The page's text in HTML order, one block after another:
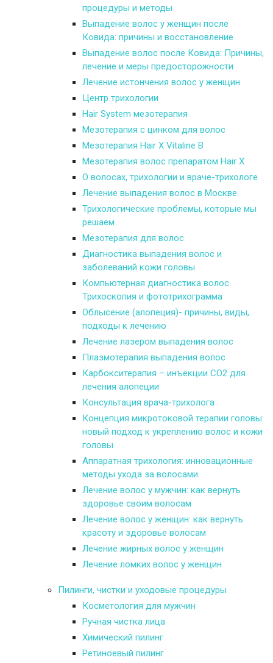
процедуры и методы
Выпадение волос у женщин после
Ковида: причины и восстановление
Выпадение волос после Ковида: Причины,
лечение и меры предосторожности
Лечение истончения волос у женщин
Центр трихологии
Hair System мезотерапия
Мезотерапия с цинком для волос
Мезотерапия Hair X Vitaline B
Мезотерапия волос препаратом Hair X
О волосах, трихологии и враче-трихологе
Лечение выпадения волос в Москве
Трихологические проблемы, которые мы
решаем
Мезотерапия для волос
Диагностика выпадения волос и
заболеваний кожи головы
Компьютерная диагностика волос.
Трихоскопия и фототрихограмма
Облысение (алопеция)- причины, виды,
подходы к лечению
Лечение лазером выпадения волос
Плазмотерапия выпадения волос
Карбокситерапия – инъекции СО2 для
лечения алопеции
Консультация врача-трихолога
Концепция микротоковой терапии головы:
новый подход к укреплению волос и кожи
головы
Аппаратная трихология: инновационные
методы ухода за волосами
Лечение волос у мужчин: как вернуть
здоровье своим волосам
Лечение волос у женщин: как вернуть
красоту и здоровье волосам
Лечение жирных волос у женщин
Лечение ломких волос у женщин
Пилинги, чистки и уходовые процедуры
Косметология для мужчин
Ручная чистка лица
Химический пилинг
Ретиноевый пилинг